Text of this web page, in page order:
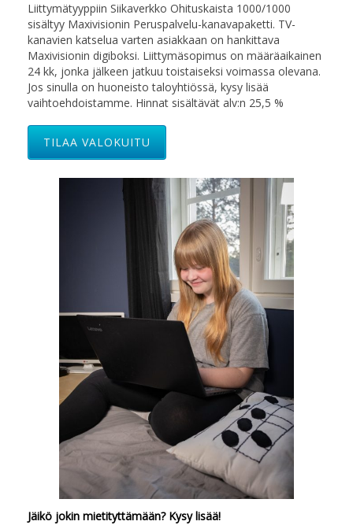
Liittymätyyppiin Siikaverkko Ohituskaista 1000/1000
sisältyy Maxivisionin Peruspalvelu-kanavapaketti. TV-
kanavien katselua varten asiakkaan on hankittava
Maxivisionin digiboksi. Liittymäsopimus on määräaikainen
24 kk, jonka jälkeen jatkuu toistaiseksi voimassa olevana.
Jos sinulla on huoneisto taloyhtiössä, kysy lisää
vaihtoehdoistamme. Hinnat sisältävät alv:n 25,5 %
TILAA VALOKUITU
Jäikö jokin mietityttämään? Kysy lisää!